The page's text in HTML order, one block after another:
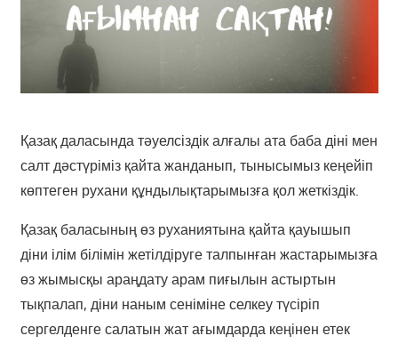
Қазақ даласында тәуелсіздік алғалы ата баба діні мен
салт дәстүріміз қайта жанданып, тынысымыз кеңейіп
көптеген рухани құндылықтарымызға қол жеткіздік.
Қазақ баласының өз руханиятына қайта қауышып
діни ілім білімін жетілдіруге талпынған жастарымызға
өз жымысқы араңдату арам пиғылын астыртын
тықпалап, діни наным сеніміне селкеу түсіріп
сергелденге салатын жат ағымдарда кеңінен етек